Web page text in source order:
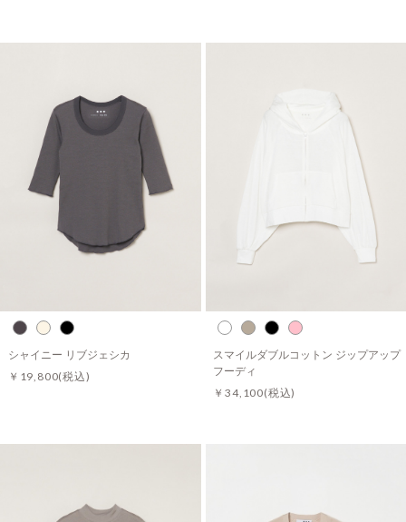
シャイニー リブジェシカ
￥19,800(税込)
スマイルダブルコットン ジップアップ
フーディ
￥34,100(税込)